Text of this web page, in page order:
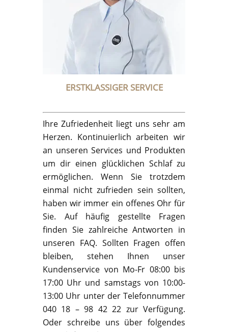
ERSTKLASSIGER SERVICE
Ihre Zufriedenheit liegt uns sehr am
Herzen. Kontinuierlich arbeiten wir
an unseren Services und Produkten
um dir einen glücklichen Schlaf zu
ermöglichen. Wenn Sie trotzdem
einmal nicht zufrieden sein sollten,
haben wir immer ein offenes Ohr für
Sie. Auf häufig gestellte Fragen
finden Sie zahlreiche Antworten in
unseren FAQ. Sollten Fragen offen
bleiben, stehen Ihnen unser
Kundenservice von Mo-Fr 08:00 bis
17:00 Uhr und samstags von 10:00-
13:00 Uhr unter der Telefonnummer
040 18 – 98 42 22 zur Verfügung.
Oder schreibe uns über folgendes